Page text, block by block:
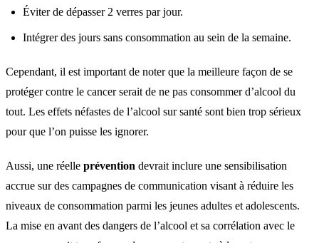
Éviter de dépasser 2 verres par jour.
Intégrer des jours sans consommation au sein de la semaine.
Cependant, il est important de noter que la meilleure façon de se
protéger contre le cancer serait de ne pas consommer d’alcool du
tout. Les effets néfastes de l’alcool sur santé sont bien trop sérieux
pour que l’on puisse les ignorer.
Aussi, une réelle prévention devrait inclure une sensibilisation
accrue sur des campagnes de communication visant à réduire les
niveaux de consommation parmi les jeunes adultes et adolescents.
La mise en avant des dangers de l’alcool et sa corrélation avec le